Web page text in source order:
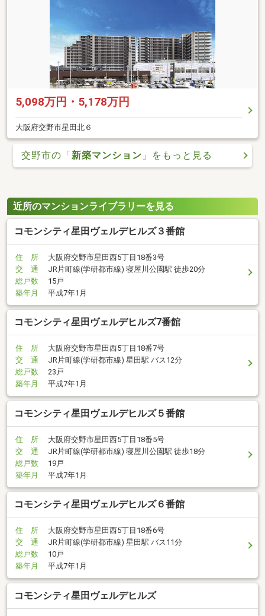
5,098万円・5,178万円
大阪府交野市星田北６
交野市の「新築マンション 」をもっと見る
近所のマンションライブラリーを見る
コモンシティ星田ヴェルデヒルズ３番館
住 所
大阪府交野市星田西5丁目18番3号
交 通
JR片町線(学研都市線) 寝屋川公園駅 徒歩20分
総戸数
15戸
築年月
平成7年1月
コモンシティ星田ヴェルデヒルズ7番館
住 所
大阪府交野市星田西5丁目18番7号
交 通
JR片町線(学研都市線) 星田駅 バス12分
総戸数
23戸
築年月
平成7年1月
コモンシティ星田ヴェルデヒルズ５番館
住 所
大阪府交野市星田西5丁目18番5号
交 通
JR片町線(学研都市線) 寝屋川公園駅 徒歩18分
総戸数
19戸
築年月
平成7年1月
コモンシティ星田ヴェルデヒルズ６番館
住 所
大阪府交野市星田西5丁目18番6号
交 通
JR片町線(学研都市線) 星田駅 バス11分
総戸数
10戸
築年月
平成7年1月
コモンシティ星田ヴェルデヒルズ